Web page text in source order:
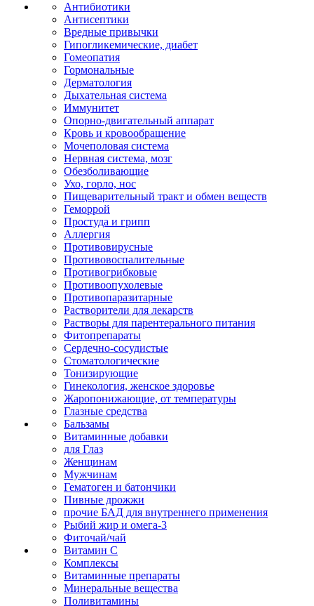
Антибиотики
Антисептики
Вредные привычки
Гипогликемические, диабет
Гомеопатия
Гормональные
Дерматология
Дыхательная система
Иммунитет
Опорно-двигательный аппарат
Кровь и кровообращение
Мочеполовая система
Нервная система, мозг
Обезболивающие
Ухо, горло, нос
Пищеварительный тракт и обмен веществ
Геморрой
Простуда и грипп
Аллергия
Противовирусные
Противовоспалительные
Противогрибковые
Противоопухолевые
Противопаразитарные
Растворители для лекарств
Растворы для парентерального питания
Фитопрепараты
Сердечно-сосудистые
Стоматологические
Тонизирующие
Гинекология, женское здоровье
Жаропонижающие, от температуры
Глазные средства
Бальзамы
Витаминные добавки
для Глаз
Женщинам
Мужчинам
Гематоген и батончики
Пивные дрожжи
прочие БАД для внутреннего применения
Рыбий жир и омега-3
Фиточай/чай
Витамин С
Комплексы
Витаминные препараты
Минеральные вещества
Поливитамины